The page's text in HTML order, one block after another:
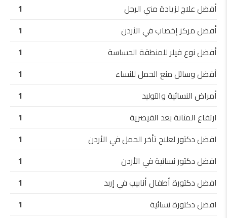
أفضل علاج لزيادة مني الرجل
1
أفضل مركز إخصاب في الأردن
1
أفضل نوع فيلر للمنطقة الحساسة
1
أفضل وسائل منع الحمل للنساء
1
أمراض النسائية والتوليد
1
ارتفاع المثانة بعد القيصرية
1
افضل دكتور لعلاج تأخر الحمل في الأردن
1
افضل دكتور نسائية في الأردن
1
افضل دكتورة أطفال أنابيب في إربد
1
افضل دكتورة نسائية
1